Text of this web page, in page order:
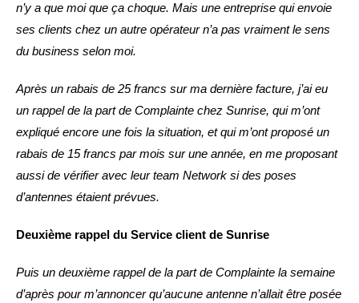
n’y a que moi que ça choque. Mais une entreprise qui envoie
ses clients chez un autre opérateur n’a pas vraiment le sens
du business selon moi.
Après un rabais de 25 francs sur ma dernière facture, j’ai eu
un rappel de la part de Complainte chez Sunrise, qui m’ont
expliqué encore une fois la situation, et qui m’ont proposé un
rabais de 15 francs par mois sur une année, en me proposant
aussi de vérifier avec leur team Network si des poses
d’antennes étaient prévues.
Deuxième rappel du Service client de Sunrise
Puis un deuxième rappel de la part de Complainte la semaine
d’après pour m’annoncer qu’aucune antenne n’allait être posée